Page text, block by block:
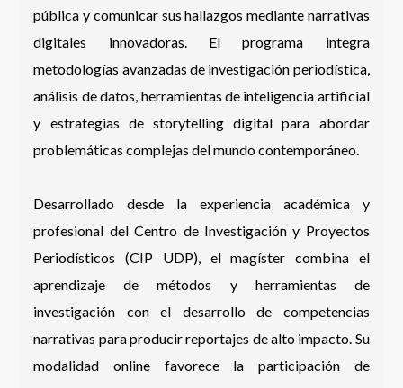
pública y comunicar sus hallazgos mediante narrativas
digitales innovadoras. El programa integra
metodologías avanzadas de investigación periodística,
análisis de datos, herramientas de inteligencia artificial
y estrategias de storytelling digital para abordar
problemáticas complejas del mundo contemporáneo.
Desarrollado desde la experiencia académica y
profesional del Centro de Investigación y Proyectos
Periodísticos (CIP UDP), el magíster combina el
aprendizaje de métodos y herramientas de
investigación con el desarrollo de competencias
narrativas para producir reportajes de alto impacto. Su
modalidad online favorece la participación de